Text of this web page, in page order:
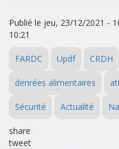
Publié le jeu, 23/12/2021 -
10:21
FARDC Updf CRDH
denrées alimentaires
Sécurité Actualité
share
tweet